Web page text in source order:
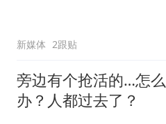
新媒体 2跟贴
旁边有个抢活的…怎么
办？人都过去了？